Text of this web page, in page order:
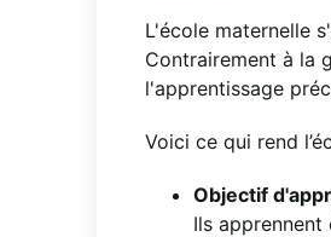
L'école maternelle
Contrairement à la
l'apprentissage
Voici ce qui rend
Objectif
Ils